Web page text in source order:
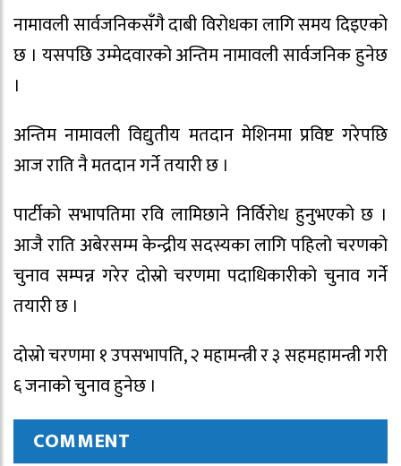
नामावली सार्वजनिकसँगै दाबी विरोधका लागि समय दिइएको
छ । यसपछि उम्मेदवारको अन्तिम नामावली सार्वजनिक हुनेछ
।
अन्तिम नामावली विद्युतीय मतदान मेशिनमा प्रविष्ट गरेपछि
आज राति नै मतदान गर्ने तयारी छ ।
पार्टीको सभापतिमा रवि लामिछाने निर्विरोध हुनुभएको छ ।
आजै राति अबेरसम्म केन्द्रीय सदस्यका लागि पहिलो चरणको
चुनाव सम्पन्न गरेर दोस्रो चरणमा पदाधिकारीको चुनाव गर्ने
तयारी छ ।
दोस्रो चरणमा १ उपसभापति, २ महामन्त्री र ३ सहमहामन्त्री गरी
६ जनाको चुनाव हुनेछ ।
COMMENT